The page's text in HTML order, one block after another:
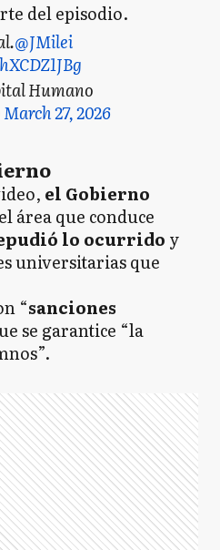
del episodio.
@JMilei
Humano
March 27, 2026
el Gobierno
área que conduce
lo ocurrido y
universitarias que
“sanciones
se garantice “la